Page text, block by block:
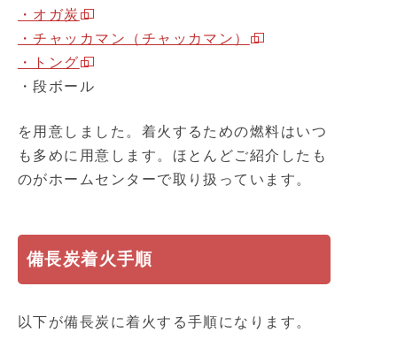
・オガ炭
・チャッカマン（チャッカマン）
・トング
・段ボール
を用意しました。着火するための燃料はいつ
も多めに用意します。ほとんどご紹介したも
のがホームセンターで取り扱っています。
備長炭着火手順
以下が備長炭に着火する手順になります。